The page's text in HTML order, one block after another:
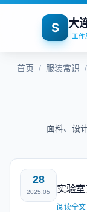
S 大
工作
首页 / 服装常识 /
面料、设
28
2025.05 实验
阅读全文